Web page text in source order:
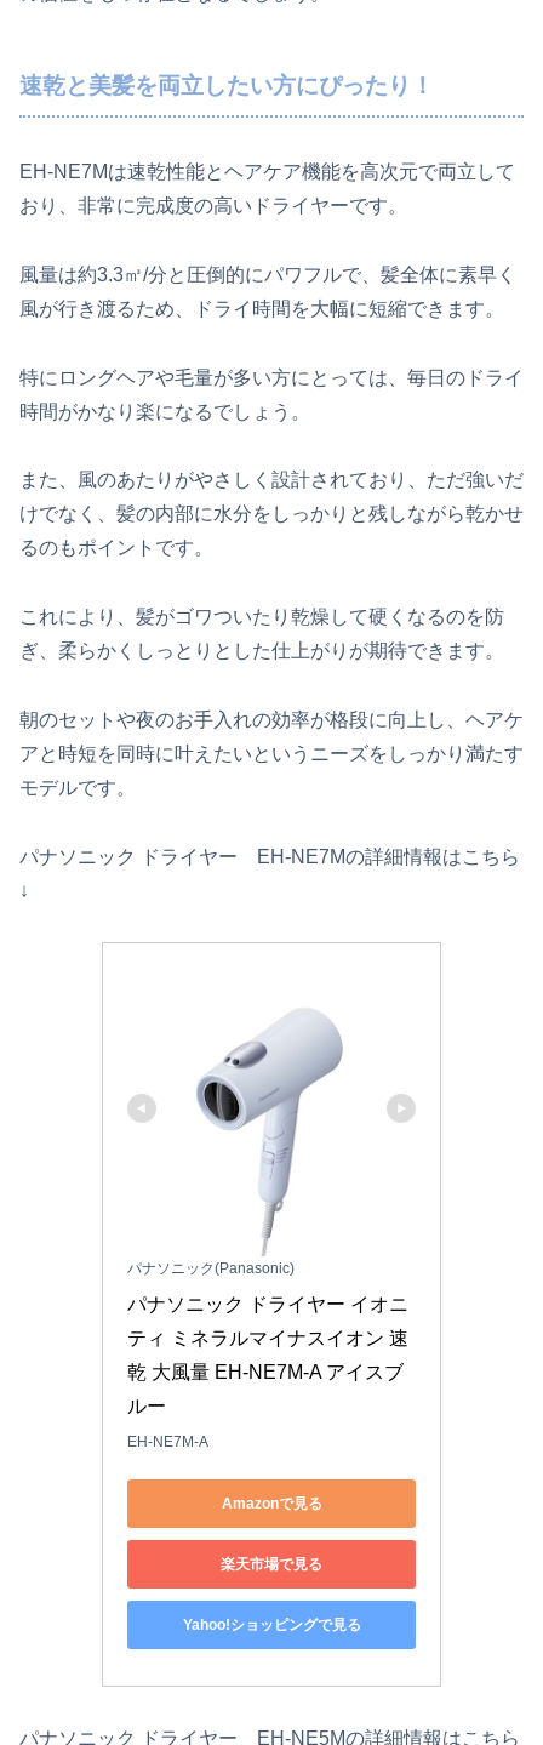
速乾と美髪を両立したい方にぴったり！
EH-NE7Mは速乾性能とヘアケア機能を高次元で両立して
おり、非常に完成度の高いドライヤーです。
風量は約3.3㎥/分と圧倒的にパワフルで、髪全体に素早く
風が行き渡るため、ドライ時間を大幅に短縮できます。
特にロングヘアや毛量が多い方にとっては、毎日のドライ
時間がかなり楽になるでしょう。
また、風のあたりがやさしく設計されており、ただ強いだ
けでなく、髪の内部に水分をしっかりと残しながら乾かせ
るのもポイントです。
これにより、髪がゴワついたり乾燥して硬くなるのを防
ぎ、柔らかくしっとりとした仕上がりが期待できます。
朝のセットや夜のお手入れの効率が格段に向上し、ヘアケ
アと時短を同時に叶えたいというニーズをしっかり満たす
モデルです。
パナソニック ドライヤー EH-NE7Mの詳細情報はこちら
↓
パナソニック(Panasonic)
パナソニック ドライヤー イオニ
ティ ミネラルマイナスイオン 速
乾 大風量 EH-NE7M-A アイスブ
ルー
EH-NE7M-A
Amazonで見る
楽天市場で見る
Yahoo!ショッピングで見る
パナソニック ドライヤー EH-NE5Mの詳細情報はこちら